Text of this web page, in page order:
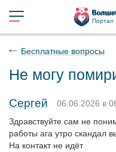
Портал
Бесплатные вопросы
Не могу
Сергей
06.06.2026 в
Здравствуйте сам не
работы ага утро скандал
На контакт не идёт